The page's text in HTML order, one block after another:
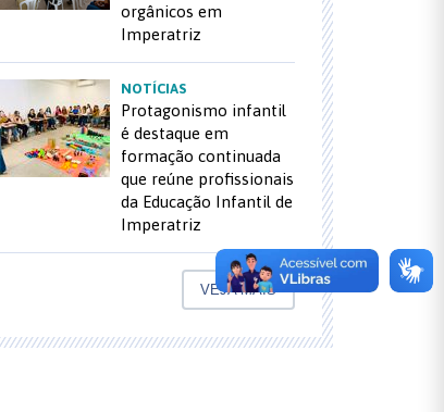
orgânicos em
Imperatriz
NOTÍCIAS
Protagonismo infantil
é destaque em
formação continuada
que reúne profissionais
da Educação Infantil de
Imperatriz
VEJA MAIS